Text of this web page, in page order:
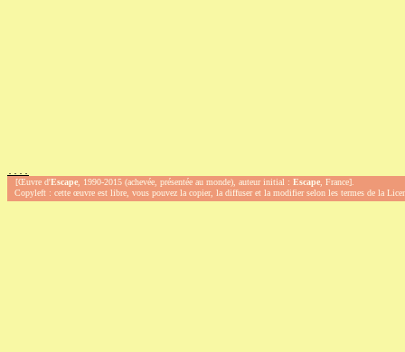
[Œuvre d'Escape, 1990-2015 (achevée, présentée au monde), auteur initial :Escape, France].
Copyleft : cette œuvre est libre, vous pouvez la copier, la diffuser et la modifier selon les termes de la